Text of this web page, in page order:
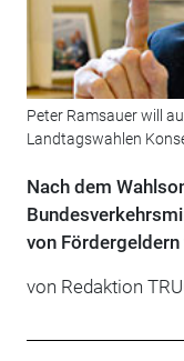
Peter Ramsauer will
Landtagswahlen
Nach dem
von
von Redaktion